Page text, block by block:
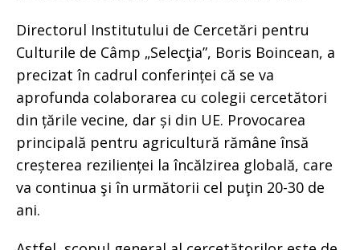
Directorul Institutului de Cercetări pentru
Culturile de Câmp „Selecţia”, Boris Boincean, a
precizat în cadrul conferinței că se va
aprofunda colaborarea cu colegii cercetători
din țările vecine, dar și din UE. Provocarea
principală pentru agricultură rămâne însă
creșterea rezilienței la încălzirea globală, care
va continua şi în următorii cel puţin 20-30 de
ani.